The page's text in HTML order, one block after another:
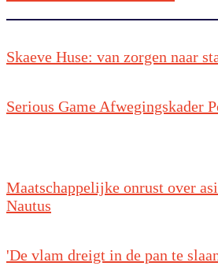
Skaeve Huse: van zorgen naar
Serious Game Afwegingskader
Maatschappelijke onrust over
Nautus
'De vlam dreigt in de pan te